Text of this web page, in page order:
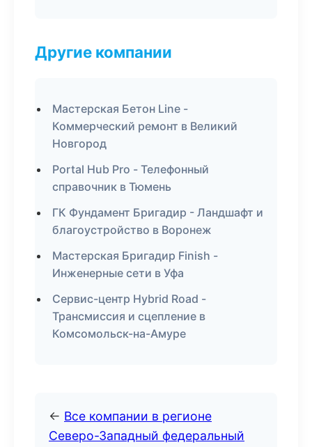
Другие компании
Мастерская Бетон Line -
Коммерческий ремонт в Великий
Новгород
Portal Hub Pro - Телефонный
справочник в Тюмень
ГК Фундамент Бригадир - Ландшафт и
благоустройство в Воронеж
Мастерская Бригадир Finish -
Инженерные сети в Уфа
Сервис-центр Hybrid Road -
Трансмиссия и сцепление в
Комсомольск-на-Амуре
← Все компании в регионе
Северо-Западный федеральный